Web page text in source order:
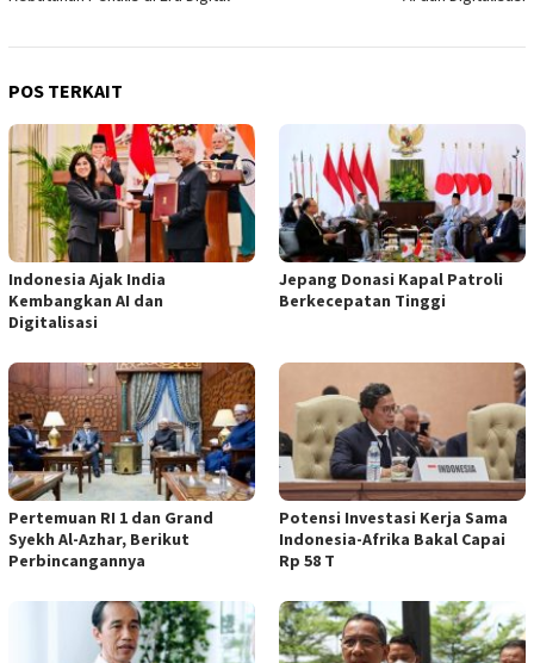
POS TERKAIT
Indonesia Ajak India
Kembangkan AI dan
Digitalisasi
Jepang Donasi Kapal Patroli
Berkecepatan Tinggi
Pertemuan RI 1 dan Grand
Syekh Al-Azhar, Berikut
Perbincangannya
Potensi Investasi Kerja Sama
Indonesia-Afrika Bakal Capai
Rp 58 T